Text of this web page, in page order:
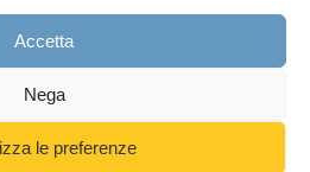
Accetta
Nega
le preferenze
Privacy|